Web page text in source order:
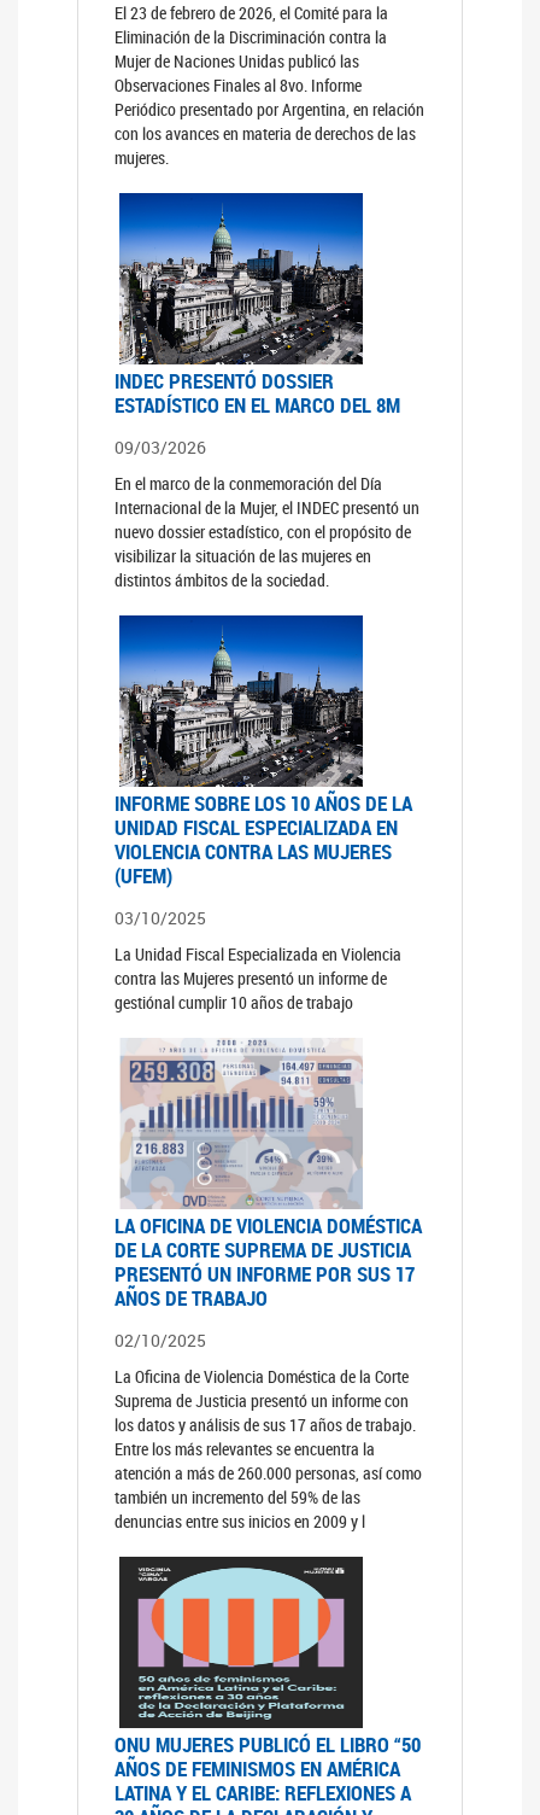
El 23 de febrero de 2026, el Comité para la
Eliminación de la Discriminación contra la
Mujer de Naciones Unidas publicó las
Observaciones Finales al 8vo. Informe
Periódico presentado por Argentina, en relación
con los avances en materia de derechos de las
mujeres.
INDEC PRESENTÓ DOSSIER
ESTADÍSTICO EN EL MARCO DEL 8M
09/03/2026
En el marco de la conmemoración del Día
Internacional de la Mujer, el INDEC presentó un
nuevo dossier estadístico, con el propósito de
visibilizar la situación de las mujeres en
distintos ámbitos de la sociedad.
INFORME SOBRE LOS 10 AÑOS DE LA
UNIDAD FISCAL ESPECIALIZADA EN
VIOLENCIA CONTRA LAS MUJERES
(UFEM)
03/10/2025
La Unidad Fiscal Especializada en Violencia
contra las Mujeres presentó un informe de
gestiónal cumplir 10 años de trabajo
LA OFICINA DE VIOLENCIA DOMÉSTICA
DE LA CORTE SUPREMA DE JUSTICIA
PRESENTÓ UN INFORME POR SUS 17
AÑOS DE TRABAJO
02/10/2025
La Oficina de Violencia Doméstica de la Corte
Suprema de Justicia presentó un informe con
los datos y análisis de sus 17 años de trabajo.
Entre los más relevantes se encuentra la
atención a más de 260.000 personas, así como
también un incremento del 59% de las
denuncias entre sus inicios en 2009 y l
ONU MUJERES PUBLICÓ EL LIBRO “50
AÑOS DE FEMINISMOS EN AMÉRICA
LATINA Y EL CARIBE: REFLEXIONES A